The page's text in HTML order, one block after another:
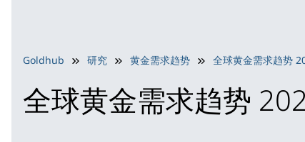
Goldhub 研究 黄金需求趋势 全球黄金需求趋势
全球黄金需求趋势